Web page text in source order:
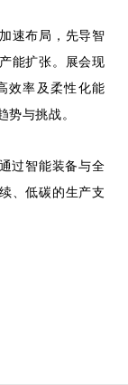
速布局，先导智
能扩张。展会现
效率及柔性化能
势与挑战。
过智能装备与全
、低碳的生产支